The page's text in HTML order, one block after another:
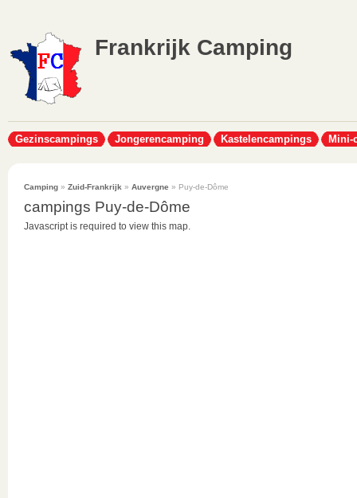
Frankrijk Camping
Gezinscampings Jongerencamping Kastelencampings Mini-
Camping » Zuid-Frankrijk » Auvergne » Puy-de-Dôme
campings Puy-de-Dôme
Javascript is required to view this map.